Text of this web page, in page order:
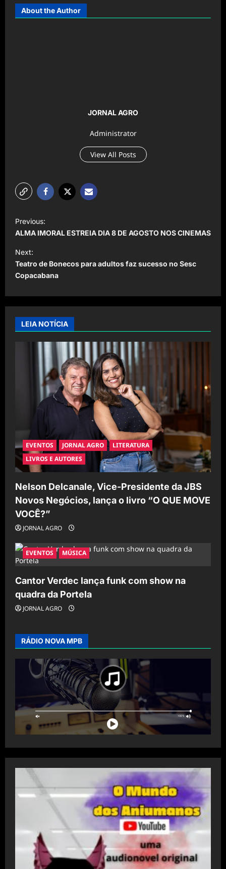
About the Author
JORNAL AGRO
Administrator
View All Posts
o
s
t
n
a
v
Previous:
ALMA IMORAL ESTREIA DIA 8 DE AGOSTO NOS CINEMAS
Next:
Teatro de Bonecos para adultos faz sucesso no Sesc
Copacabana
LEIA NOTÍCIA
EVENTOS JORNAL AGRO
LITERATURA
LIVROS E AUTORES
Nelson Delcanale, Vice-Presidente da JBS
Novos Negócios, lança o livro “O QUE MOVE
VOCÊ?”
JORNAL AGRO
EVENTOS MÚSICA
Cantor Verdec lança funk com show na
quadra da Portela
JORNAL AGRO
RÁDIO NOVA MPB